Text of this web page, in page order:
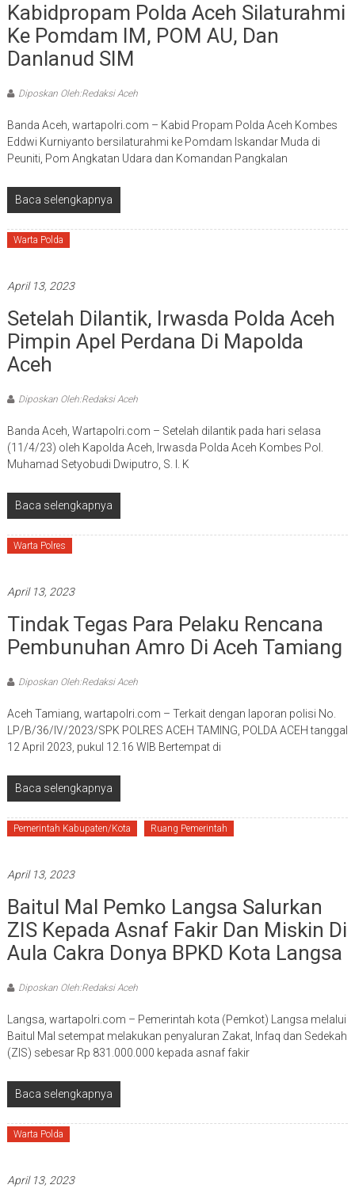
Kabidpropam Polda Aceh Silaturahmi
Ke Pomdam IM, POM AU, Dan
Danlanud SIM
Diposkan Oleh:Redaksi Aceh
Banda Aceh, wartapolri.com – Kabid Propam Polda Aceh Kombes
Eddwi Kurniyanto bersilaturahmi ke Pomdam Iskandar Muda di
Peuniti, Pom Angkatan Udara dan Komandan Pangkalan
Baca selengkapnya
Warta Polda
April 13, 2023
Setelah Dilantik, Irwasda Polda Aceh
Pimpin Apel Perdana Di Mapolda
Aceh
Diposkan Oleh:Redaksi Aceh
Banda Aceh, Wartapolri.com – Setelah dilantik pada hari selasa
(11/4/23) oleh Kapolda Aceh, Irwasda Polda Aceh Kombes Pol.
Muhamad Setyobudi Dwiputro, S. I. K
Baca selengkapnya
Warta Polres
April 13, 2023
Tindak Tegas Para Pelaku Rencana
Pembunuhan Amro Di Aceh Tamiang
Diposkan Oleh:Redaksi Aceh
Aceh Tamiang, wartapolri.com – Terkait dengan laporan polisi No.
LP/B/36/IV/2023/SPK POLRES ACEH TAMING, POLDA ACEH tanggal
12 April 2023, pukul 12.16 WIB Bertempat di
Baca selengkapnya
Pemerintah Kabupaten/Kota Ruang Pemerintah
April 13, 2023
Baitul Mal Pemko Langsa Salurkan
ZIS Kepada Asnaf Fakir Dan Miskin Di
Aula Cakra Donya BPKD Kota Langsa
Diposkan Oleh:Redaksi Aceh
Langsa, wartapolri.com – Pemerintah kota (Pemkot) Langsa melalui
Baitul Mal setempat melakukan penyaluran Zakat, Infaq dan Sedekah
(ZIS) sebesar Rp 831.000.000 kepada asnaf fakir
Baca selengkapnya
Warta Polda
April 13, 2023